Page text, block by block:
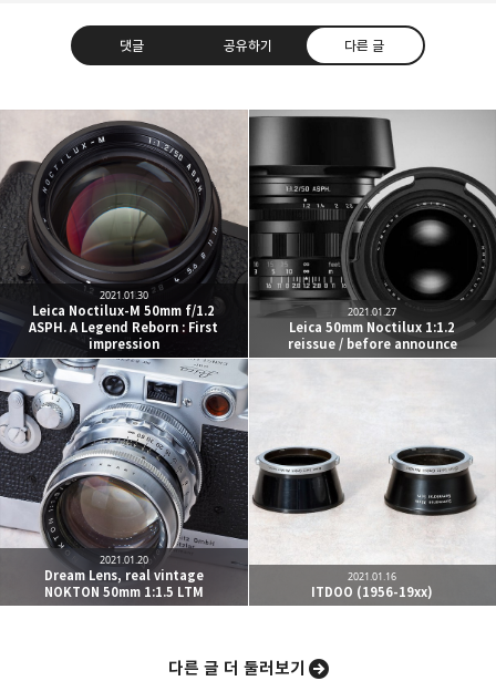
댓글 공유하기 다른 글
Leica Sisyphus
One must imagine Sisyphus happy.
구독하기
카카오톡 라인 트위터
밴드 네이버 블로그
Leica Noctilux-M 50mm f/1.2
ASPH. A Legend Reborn : First
impression
2021.01.30
Leica 50mm Noctilux 1:1.2
reissue / before announce
2021.01.27
Dream Lens, real vintage
NOKTON 50mm 1:1.5 LTM
2021.01.20
ITDOO (1956-19xx)
2021.01.16
다른 글 더 둘러보기